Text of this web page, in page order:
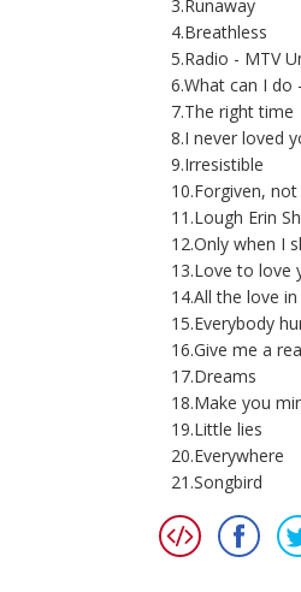
3.Runaway
4.Breathless
5.Radio - MTV
6.What can I do
7.The right time
8.I never loved
9.Irresistible
10.Forgiven,
11.Lough Erin
12.Only when I
13.Love to love
14.All the love
15.Everybody
16.Give me a
17.Dreams
18.Make you
19.Little lies
20.Everywhere
21.Songbird